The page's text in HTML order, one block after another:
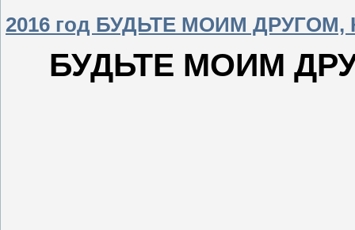
2016 год БУДЬТЕ МОИМ
БУДЬТЕ МОИМ